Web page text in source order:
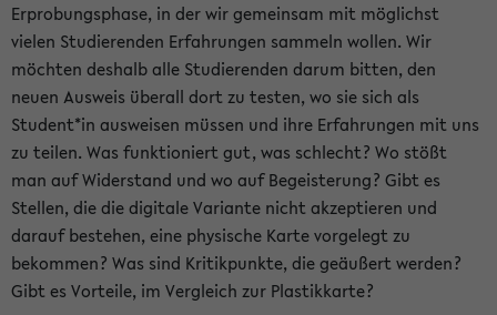
Erprobungsphase, in der wir gemeinsam mit möglichst
vielen Studierenden Erfahrungen sammeln wollen. Wir
möchten deshalb alle Studierenden darum bitten, den
neuen Ausweis überall dort zu testen, wo sie sich als
Student*in ausweisen müssen und ihre Erfahrungen mit uns
zu teilen. Was funktioniert gut, was schlecht? Wo stößt
man auf Widerstand und wo auf Begeisterung? Gibt es
Stellen, die die digitale Variante nicht akzeptieren und
darauf bestehen, eine physische Karte vorgelegt zu
bekommen? Was sind Kritikpunkte, die geäußert werden?
Gibt es Vorteile, im Vergleich zur Plastikkarte?